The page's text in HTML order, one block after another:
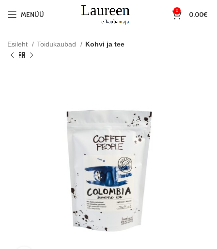
MENÜÜ 0 0.00€
Esileht Toidukaubad Kohvi ja tee